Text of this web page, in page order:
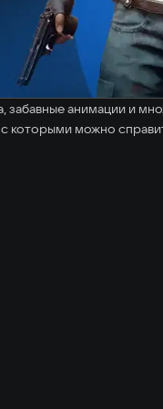
анимации и
которыми можно